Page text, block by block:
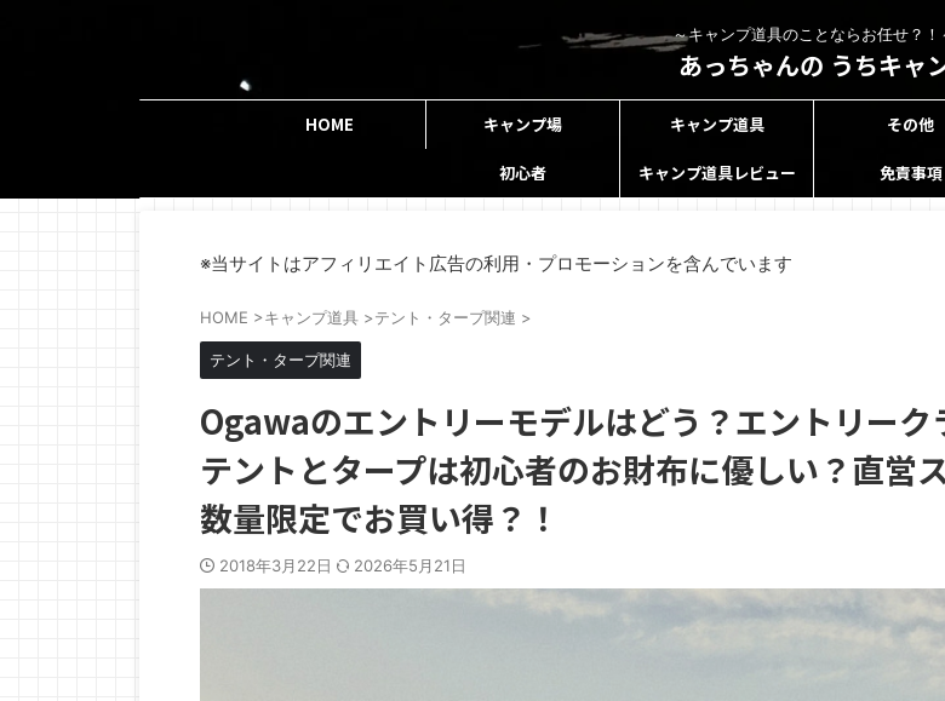
～キャンプ道具のことならお任せ？！
あっちゃんの うちキャ
HOME キャンプ場 キャンプ道具 その他
初心者 キャンプ道具レビュー 免責事項
※当サイトはアフィリエイト広告の利用・プロモーションを含んでいます
HOME >キャンプ道具 >テント・タープ関連 >
テント・タープ関連
Ogawaのエントリーモデルはどう？エントリーク
テントとタープは初心者のお財布に優しい？直営
数量限定でお買い得？！
2018年3月22日 2026年5月21日